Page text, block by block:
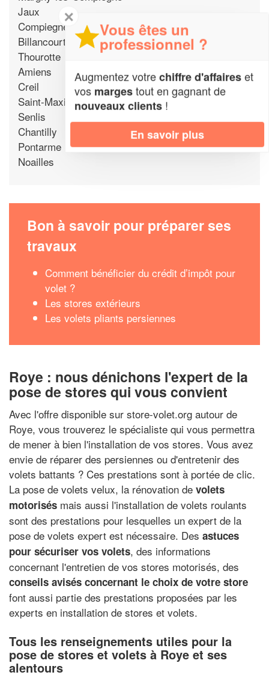
Jaux
Compiegne
Billancourt
Thourotte
Amiens
Creil
Saint-Maximin
Senlis
Chantilly
Pontarme
Noailles
Bon à savoir pour préparer ses
travaux
Comment bénéficier du crédit d’impôt pour
volet ?
Les stores extérieurs
Les volets pliants persiennes
Roye : nous dénichons l'expert de la
pose de stores qui vous convient
Avec l'offre disponible sur store-volet.org autour de
Roye, vous trouverez le spécialiste qui vous permettra
de mener à bien l'installation de vos stores. Vous avez
envie de réparer des persiennes ou d'entretenir des
volets battants ? Ces prestations sont à portée de clic.
La pose de volets velux, la rénovation de volets
motorisés mais aussi l'installation de volets roulants
sont des prestations pour lesquelles un expert de la
pose de volets expert est nécessaire. Des astuces
pour sécuriser vos volets, des informations
concernant l'entretien de vos stores motorisés, des
conseils avisés concernant le choix de votre store
font aussi partie des prestations proposées par les
experts en installation de stores et volets.
Tous les renseignements utiles pour la
pose de stores et volets à Roye et ses
alentours
✕
Vous êtes un
professionnel ?
Augmentez votrechiffre d'affaireset
vos margestout en gagnant de
nouveaux clients !
En savoir plus